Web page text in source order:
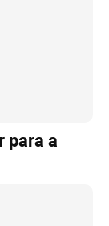
para a